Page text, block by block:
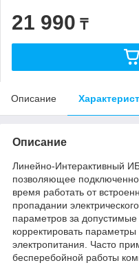
21 990 ₸
Описание
Описание
Линейно-Интерактивный
позволяющее
время работать от
пропадании
параметров за
корректировать
электропитания. Часто
бесперебойной работы